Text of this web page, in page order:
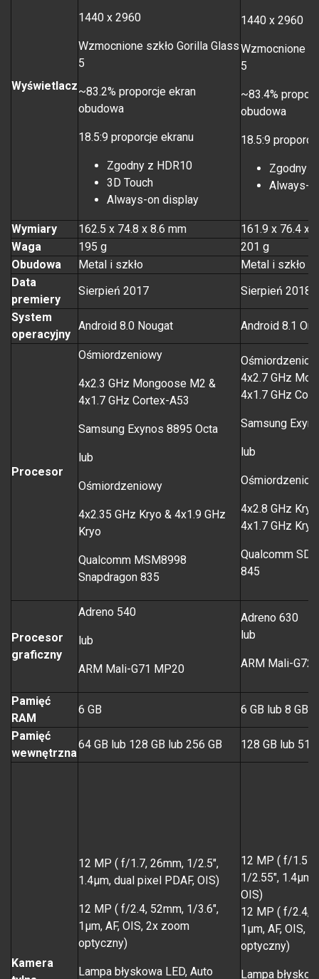
Wyświetlacz
1440 x 2960
Wzmocnione szkło Gorilla Glass
5
~83.2% proporcje ekran
obudowa
18.5:9 proporcje ekranu
Zgodny z HDR10
3D Touch
Always-on display
1440 x 2960
Wzmocnione
5
~83.4%
obudowa
18.5:9
Zgodny z
Always-
Wymiary 162.5 x 74.8 x 8.6 mm
161.9 x 76.4 x
Waga
195 g
201 g
Obudowa
Metal i szkło
Metal i szkło
Data
premiery
Sierpień 2017
Sierpień 2018
System
operacyjny
Android 8.0 Nougat Android 8.1
Procesor
Ośmiordzeniowy
4x2.3 GHz Mongoose M2 &
4x1.7 GHz Cortex-A53
Samsung Exynos 8895 Octa
lub
Ośmiordzeniowy
4x2.35 GHz Kryo & 4x1.9 GHz
Kryo
Qualcomm MSM8998
Snapdragon 835
4x2.7 GHz
4x1.7 GHz
Samsung
lub
4x2.8 GHz
4x1.7 GHz
Qualcomm
845
Procesor
graficzny
Adreno 540
lub
ARM Mali-G71 MP20
Adreno 630
lub
ARM Mali-G72
Pamięć
RAM
6 GB
6 GB lub 8 GB
Pamięć
wewnętrzna
64 GB lub 128 GB lub 256 GB 128 GB lub 512
Kamera
12 MP ( f/1.7, 26mm, 1/2.5",
1.4µm, dual pixel PDAF, OIS)
12 MP ( f/2.4, 52mm, 1/3.6",
1µm, AF, OIS, 2x zoom
optyczny)
Lampa błyskowa LED, Auto
12 MP ( f/1.5-
1/2.55", 1.4µm,
OIS)
12 MP ( f/2.4,
1µm, AF, OIS,
optyczny)
Lampa